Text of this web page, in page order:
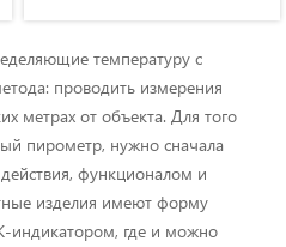
температуру с
проводить измерения
метрах от объекта. Для того
пирометр, нужно сначала
функционалом и
изделия имеют форму
индикатором, где и можно